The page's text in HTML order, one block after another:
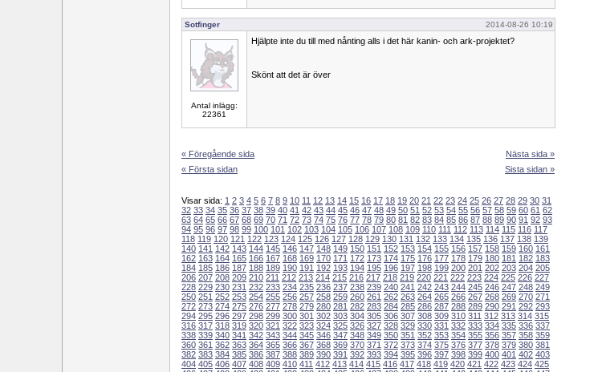
Sotfinger 2014-08-26 10:19
Antal inlägg:
22361
Hjälpte inte du till med nånting alls i det här kanin- och ark-projektet?
Skönt att det är över
« Föregående sida
« Första sidan
Nästa sida »
Sista sidan »
Visar sida: 1 2 3 4 5 6 7 8 9 10 11 12 13 14 15 16 17 18 19 20 21 22 23 24 25 26 27 28 29 30 31
32 33 34 35 36 37 38 39 40 41 42 43 44 45 46 47 48 49 50 51 52 53 54 55 56 57 58 59 60 61 62
63 64 65 66 67 68 69 70 71 72 73 74 75 76 77 78 79 80 81 82 83 84 85 86 87 88 89 90 91 92 93
94 95 96 97 98 99 100 101 102 103 104 105 106 107 108 109 110 111 112 113 114 115 116 117
118 119 120 121 122 123 124 125 126 127 128 129 130 131 132 133 134 135 136 137 138 139
140 141 142 143 144 145 146 147 148 149 150 151 152 153 154 155 156 157 158 159 160 161
162 163 164 165 166 167 168 169 170 171 172 173 174 175 176 177 178 179 180 181 182 183
184 185 186 187 188 189 190 191 192 193 194 195 196 197 198 199 200 201 202 203 204 205
206 207 208 209 210 211 212 213 214 215 216 217 218 219 220 221 222 223 224 225 226 227
228 229 230 231 232 233 234 235 236 237 238 239 240 241 242 243 244 245 246 247 248 249
250 251 252 253 254 255 256 257 258 259 260 261 262 263 264 265 266 267 268 269 270 271
272 273 274 275 276 277 278 279 280 281 282 283 284 285 286 287 288 289 290 291 292 293
294 295 296 297 298 299 300 301 302 303 304 305 306 307 308 309 310 311 312 313 314 315
316 317 318 319 320 321 322 323 324 325 326 327 328 329 330 331 332 333 334 335 336 337
338 339 340 341 342 343 344 345 346 347 348 349 350 351 352 353 354 355 356 357 358 359
360 361 362 363 364 365 366 367 368 369 370 371 372 373 374 375 376 377 378 379 380 381
382 383 384 385 386 387 388 389 390 391 392 393 394 395 396 397 398 399 400 401 402 403
404 405 406 407 408 409 410 411 412 413 414 415 416 417 418 419 420 421 422 423 424 425